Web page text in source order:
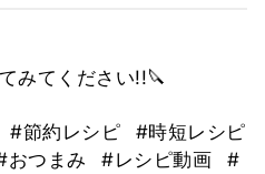
みてください!!🔪
#節約レシピ
#時短レシピ
おつまみ #レシピ動画
#